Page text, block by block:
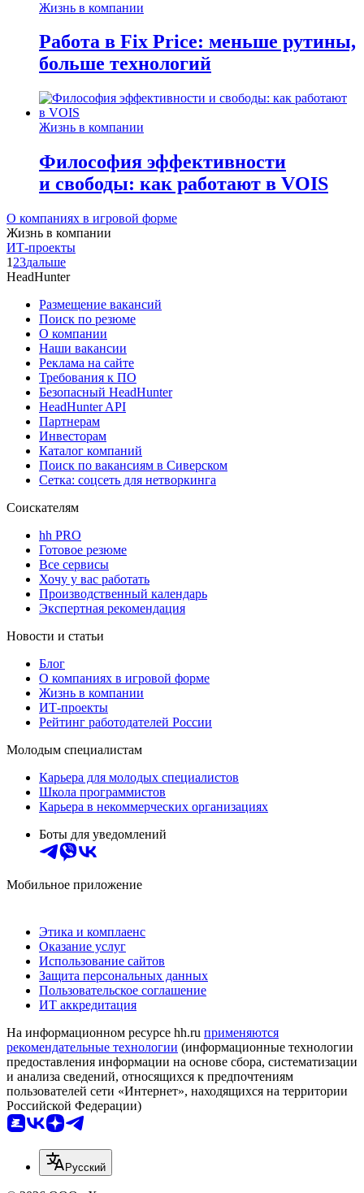
Жизнь в компании
Работа в Fix Price: меньше рутины,
больше технологий
Жизнь в компании
Философия эффективности
и свободы: как работают в VOIS
О компаниях в игровой форме
Жизнь в компании
ИТ-проекты
1 23дальше
HeadHunter
Размещение вакансий
Поиск по резюме
О компании
Наши вакансии
Реклама на сайте
Требования к ПО
Безопасный HeadHunter
HeadHunter API
Партнерам
Инвесторам
Каталог компаний
Поиск по вакансиям в Сиверском
Сетка: соцсеть для нетворкинга
Соискателям
hh PRO
Готовое резюме
Все сервисы
Хочу у вас работать
Производственный календарь
Экспертная рекомендация
Новости и статьи
Блог
О компаниях в игровой форме
Жизнь в компании
ИТ-проекты
Рейтинг работодателей России
Молодым специалистам
Карьера для молодых специалистов
Школа программистов
Карьера в некоммерческих организациях
Боты для уведомлений
Мобильное приложение
Этика и комплаенс
Оказание услуг
Использование сайтов
Защита персональных данных
Пользовательское соглашение
ИТ аккредитация
На информационном ресурсе hh.ru применяются
рекомендательные технологии (информационные технологии
предоставления информации на основе сбора, систематизации
и анализа сведений, относящихся к предпочтениям
пользователей сети «Интернет», находящихся на территории
Российской Федерации)
Русский